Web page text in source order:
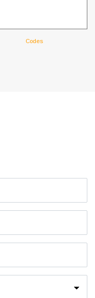
Codes